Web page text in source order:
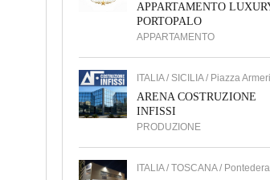
APPARTAMENTO
PORTOPALO
APPARTAMENTO
ITALIA / SICILIA / Piazza
ARENA COSTRUZIONE
INFISSI
PRODUZIONE
ITALIA / TOSCANA / Pontedera